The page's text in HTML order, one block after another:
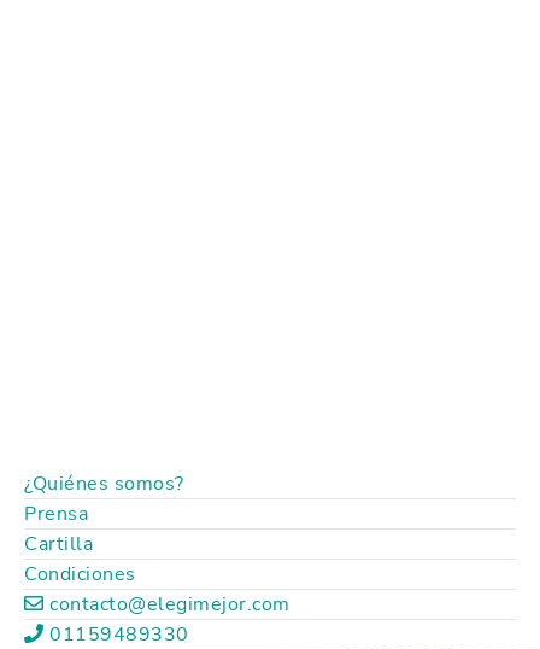
¿Quiénes somos?
Prensa
Cartilla
Condiciones
contacto@elegimejor.com
01159489330